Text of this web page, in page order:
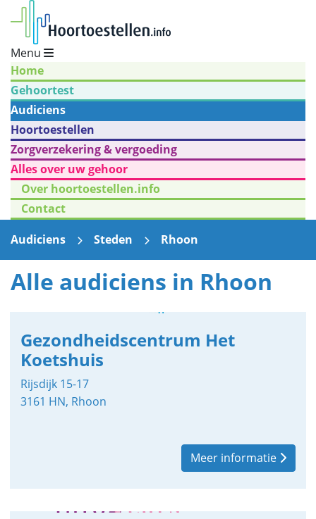
Menu
Home
Gehoortest
Audiciens
Hoortoestellen
Zorgverzekering & vergoeding
Alles over uw gehoor
Over hoortoestellen.info
Contact
Audiciens
Steden Rhoon
Alle audiciens in Rhoon
Gezondheidscentrum Het
Koetshuis
Rijsdijk 15-17
3161 HN, Rhoon
Meer informatie